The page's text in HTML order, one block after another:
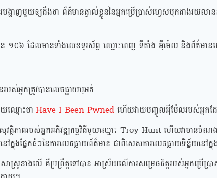
បង្ហាញមួយឲ្យដឹងថា ព័ត៌មានផ្ទាល់ខ្លួននៃអ្នកប្រើប្រាស់ហ្វេសបុកជាងរយ
៦ ដែលមានទាំងលេខទូរស័ព្ទ ឈ្មោះពេញ ទីតាំង អ៉ីម៉េល និងព័ត៌មានផ្ស
របស់អ្នកត្រូវបានលេចធ្លាយឬអត់
ឈ្មោះថា Have I Been Pwnedហើយវាយបញ្ចូលអ៉ីម៉ែលរបស់អ្នកដ
ពីសុវត្ថិភាពរបស់អ្នកអភិវឌ្ឍកម្មវិធីមួយឈ្មោះ Troy Hunt ហើយវាមានបំណ
ក្នុងផ្នែកធំៗនៃការលេចធ្លាយព័ត៌មាន ជាពិសេសការលេចធ្លាយទិន្ន័យនៅ
រ្តខាងលេី គឺប្រព្រឹត្តទៅបាន អាស្រ័យលេីការសម្រេចចិត្តរបស់អ្នកប្រេីប្រ